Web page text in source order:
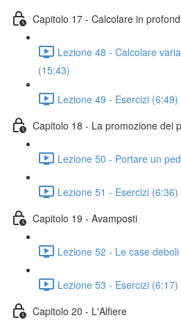
Capitolo 17 - Calcolare in
Lezione 48 - Calcolare
(15:43)
Lezione 49 - Esercizi (6:49)
Capitolo 18 - La promozione dei
Lezione 50 - Portare un
Lezione 51 - Esercizi (6:36)
Capitolo 19 - Avamposti
Lezione 52 - Le case
Lezione 53 - Esercizi (6:17)
Capitolo 20 - L'Alfiere